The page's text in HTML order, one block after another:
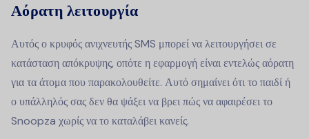
Αόρατη λειτουργία
Αυτός ο κρυφός ανιχνευτής SMS μπορεί να λειτουργήσει σε
κατάσταση απόκρυψης, οπότε η εφαρμογή είναι εντελώς αόρατη
για τα άτομα που παρακολουθείτε. Αυτό σημαίνει ότι το παιδί ή
ο υπάλληλός σας δεν θα ψάξει να βρει πώς να αφαιρέσει το
Snoopza χωρίς να το καταλάβει κανείς.